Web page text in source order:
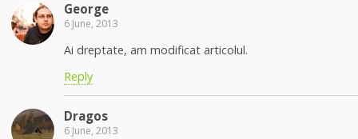
George
6 June, 2013
Ai dreptate, am modificat articolul.
Reply
Dragos
6 June, 2013